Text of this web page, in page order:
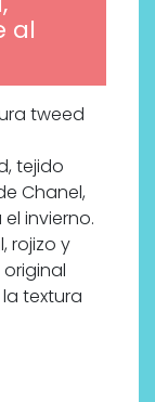
al
tweed
tejido
Chanel,
invierno.
rojizo y
textura